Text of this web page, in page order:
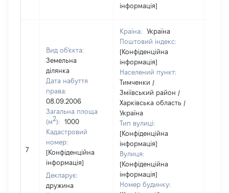
інформація]
7
Вид об'єкта:
Земельна
ділянка
Дата набуття
права:
08.09.2006
Загальна площа
(м2):
1000
Кадастровий
номер:
[Конфіденційна
інформація]
Декларує:
дружина
Країна:
Україна
Поштовий індекс:
[Конфіденційна
інформація]
Населений пункт:
Тимченки /
Зміївський район /
Харківська область /
Україна
Тип вулиці:
[Конфіденційна
інформація]
Вулиця:
[Конфіденційна
інформація]
Номер будинку: